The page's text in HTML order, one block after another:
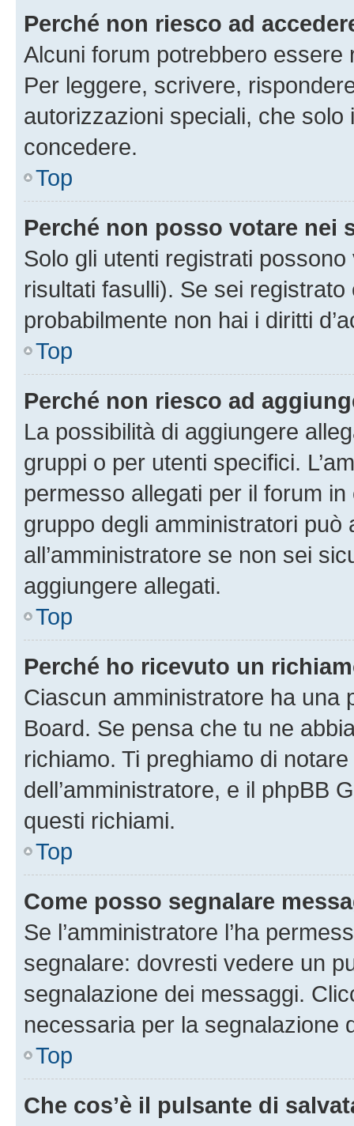
Perché non riesco ad
Alcuni forum potrebbero
Per leggere, scrivere,
autorizzazioni speciali, che solo
concedere.
Top
Perché non posso votare nei
Solo gli utenti registrati
risultati fasulli). Se sei
probabilmente non hai i diritti
Top
Perché non riesco ad
La possibilità di aggiungere
gruppi o per utenti specifici.
permesso allegati per il forum
gruppo degli amministratori può
all’amministratore se non sei
aggiungere allegati.
Top
Perché ho ricevuto un
Ciascun amministratore ha una
Board. Se pensa che tu ne
richiamo. Ti preghiamo di
dell’amministratore, e il phpBB
questi richiami.
Top
Come posso segnalare
Se l’amministratore l’ha
segnalare: dovresti vedere un
segnalazione dei messaggi.
necessaria per la segnalazione
Top
Che cos’è il pulsante di